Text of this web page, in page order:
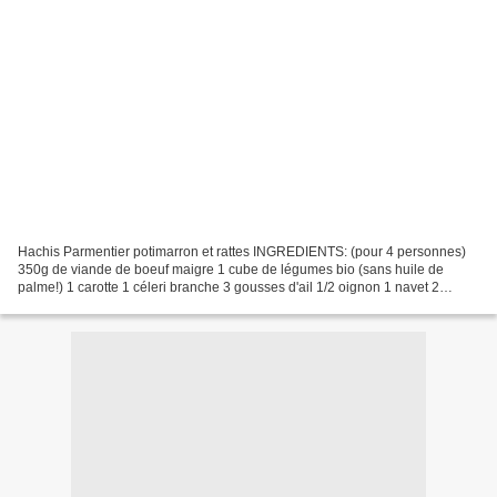
Hachis Parmentier potimarron et rattes INGREDIENTS: (pour 4 personnes)
350g de viande de boeuf maigre 1 cube de légumes bio (sans huile de
palme!) 1 carotte 1 céleri branche 3 gousses d'ail 1/2 oignon 1 navet 2